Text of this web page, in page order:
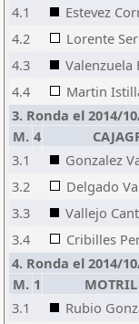
4.1
Estevez
4.2
Lorente
4.3
Valenzuela
4.4
Martin
3. Ronda el 2014/
M. 4
3.1
Gonzalez
3.2
Delgado
3.3
Vallejo
3.4
Cribilles
4. Ronda el 2014/
M. 1 MOTRIL
3.1
Rubio